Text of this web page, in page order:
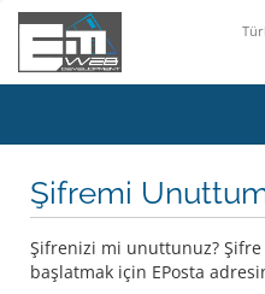
Şifremi
Şifrenizi mi unuttunuz? Şifre
başlatmak için EPosta